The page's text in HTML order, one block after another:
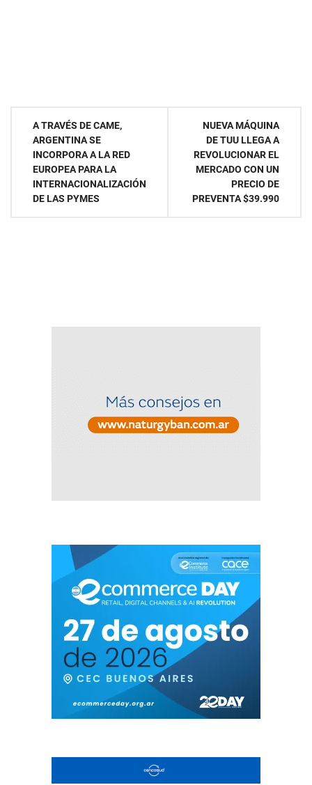
Navegación
entradas
A TRAVÉS DE CAME,
ARGENTINA SE
INCORPORA A LA RED
EUROPEA PARA LA
INTERNACIONALIZACIÓN
DE LAS PYMES
NUEVA MÁQUINA
DE TUU LLEGA A
REVOLUCIONAR EL
MERCADO CON UN
PRECIO DE
PREVENTA $39.990